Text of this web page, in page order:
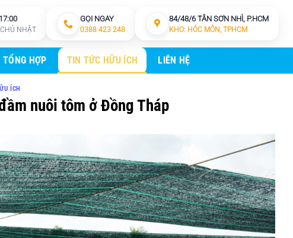
NHẬT
GỌI NGAY
0388 423 248
84/48/6 TÂN SƠN NHÌ, P.HCM
KHO: HÓC MÔN, TPHCM
HỢP TIN TỨC HỮU ÍCH LIÊN HỆ
ÍCH
nuôi tôm ở Đồng Tháp